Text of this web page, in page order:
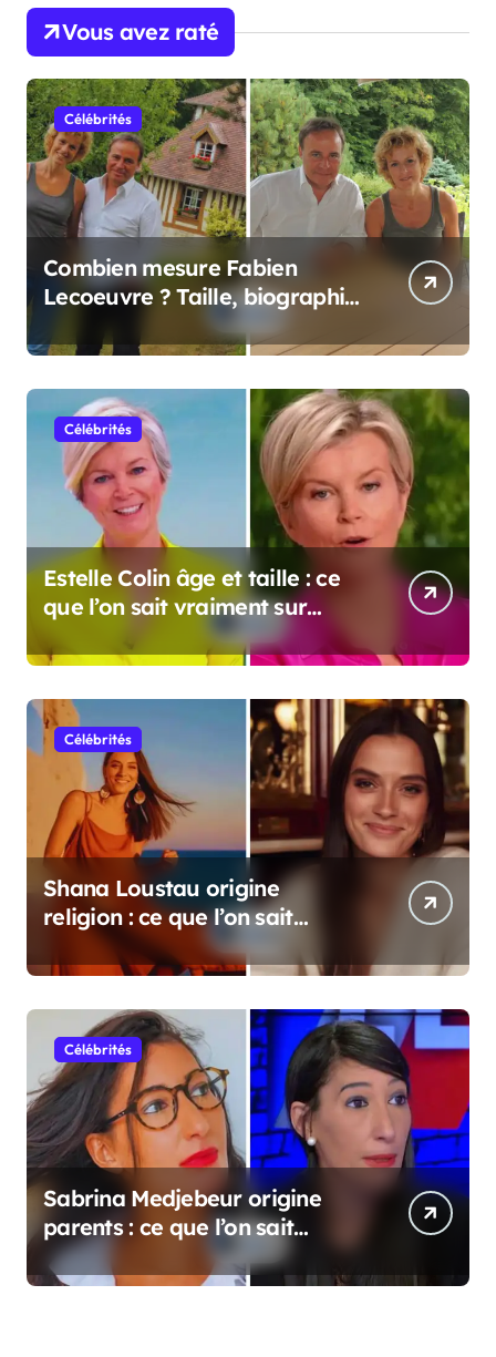
Vous avez raté
Célébrités
Combien mesure Fabien
Lecoeuvre ? Taille, biographie
et informations complètes
Célébrités
Estelle Colin âge et taille : ce
que l’on sait vraiment sur
cette personnalité
Célébrités
Shana Loustau origine
religion : ce que l’on sait
vraiment
Célébrités
Sabrina Medjebeur origine
parents : ce que l’on sait
réellement sur ses origines
familiales